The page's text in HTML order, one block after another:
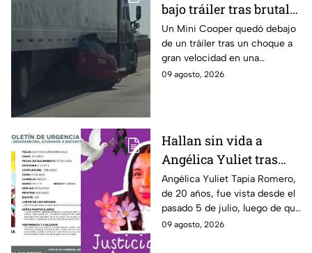
bajo tráiler tras brutal
choque en El Paso
Un Mini Cooper quedó debajo
de un tráiler tras un choque a
gran velocidad en una
carretera interestatal de El
09 agosto, 2026
Hallan sin vida a
Angélica Yuliet tras
desaparecer por una
entrevista de trabajo en
Edomex
Angélica Yuliet Tapia Romero,
de 20 años, fue vista desde el
pasado 5 de julio, luego de que
presuntamente recibiera una
09 agosto, 2026